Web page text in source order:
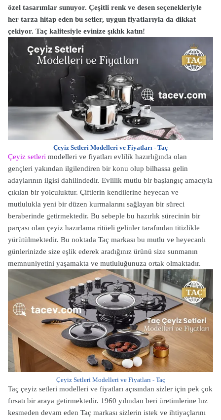
özel tasarımlar sunuyor. Çeşitli renk ve desen seçenekleriyle
her tarza hitap eden bu setler, uygun fiyatlarıyla da dikkat
çekiyor. Taç kalitesiyle evinize şıklık katın!
Çeyiz Setleri Modelleri ve Fiyatları - Taç
Çeyiz setleri modelleri ve fiyatları evlilik hazırlığında olan
gençleri yakından ilgilendiren bir konu olup bilhassa gelin
adaylarının ilgisi dahilindedir. Evlilik mutlu bir başlangıç amacıyla
çıkılan bir yolculuktur. Çiftlerin kendilerine heyecan ve
mutlulukla yeni bir düzen kurmalarını sağlayan bir süreci
beraberinde getirmektedir. Bu sebeple bu hazırlık sürecinin bir
parçası olan çeyiz hazırlama ritüeli gelinler tarafından titizlikle
yürütülmektedir. Bu noktada Taç markası bu mutlu ve heyecanlı
günlerinizde size eşlik ederek aradığınız ürünü size sunmanın
memnuniyetini yaşamakta ve mutluluğunuza ortak olmaktadır.
Çeyiz Setleri Modelleri ve Fiyatları - Taç
Taç çeyiz setleri modelleri ve fiyatları açısından sizler için pek çok
fırsatı bir araya getirmektedir. 1960 yılından beri üretimlerine hız
kesmeden devam eden Taç markası sizlerin istek ve ihtiyaçlarını